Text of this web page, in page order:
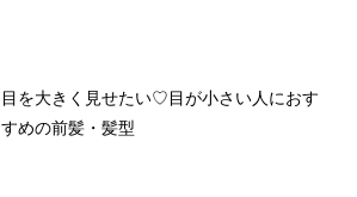
目を大きく見せたい♡目が小さい人におす
すめの前髪・髪型